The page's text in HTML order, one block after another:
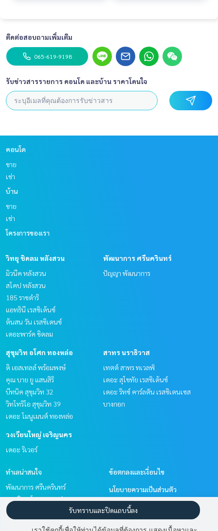
ติดต่อสอบถามเพิ่มเติม
065-619-9198
รับข่าวสารรายการ คอนโด และบ้าน ราคาโดนใจ
คอนโด
ขาย
เช่า
บ้าน
ขาย
เช่า
โครงการของเรา
วิทยุ ชิดลม หลังสวน
มิวนีค หลังสวน
สโคป หลังสวน
185 ราชดำริ
แอทธินี เรสซิเด้นซ์
ต้นสน วัน เรสซิเดนซ์
เดอะพาร์ค ชิดลม
พัฒนาการ ศรีนครินทร์
ปัญญา พัฒนาการ
สุขุมวิท อโศก ทองหล่อ
ดิ เอสเทลล์ พร้อมพงษ์
คุณ บาย ยู แสนสิริ
บีทนิค สุขุมวิท 32
วิทโทริโอ สุขุมวิท 39
เดอะ โมนูเมนต์ ทองหล่อ
สาทร นราธิวาส
เทตต์ สาทร ทเวลฟ์
เดอะ สุโขทัย เรสซิเด้นซ์
เดอะ ริทซ์ คาร์ลตัน เรสซิเดนเซส
บางกอก
วงเวียนใหญ่ เจริญนคร
เดอะ ริเวอร์
ทำเลน่าสนใจ
พัฒนาการ ศรีนครินทร์
สุขุมวิท อโศก ทองหล่อ
วงเวียนใหญ่ เจริญนคร
ข้อตกลงและเงื่อนไข
นโยบายความเป็นส่วนตัว
เกี่ยวกับเรา
วิธีการฝากขาย-เช่า
รับทราบและปิดแถบนี้ลง